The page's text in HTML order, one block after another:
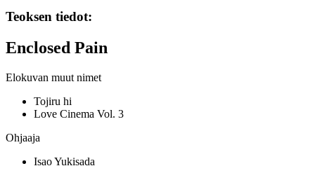
Teoksen tiedot:
Enclosed Pain
Elokuvan muut nimet
Tojiru hi
Love Cinema Vol. 3
Ohjaaja
Isao Yukisada